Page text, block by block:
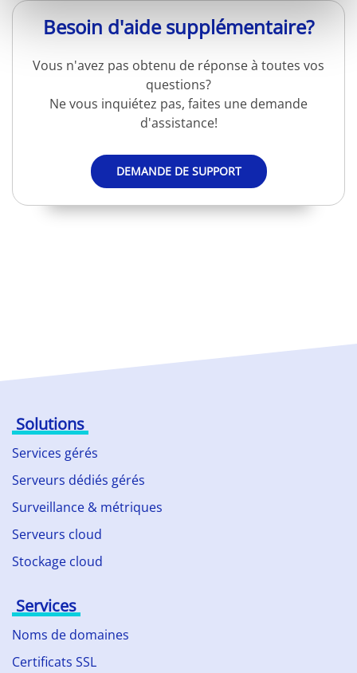
Besoin d'aide supplémentaire?
Vous n'avez pas obtenu de réponse à toutes vos
questions?
Ne vous inquiétez pas, faites une demande
d'assistance!
DEMANDE DE SUPPORT
Solutions
Services gérés
Serveurs dédiés gérés
Surveillance & métriques
Serveurs cloud
Stockage cloud
Services
Noms de domaines
Certificats SSL